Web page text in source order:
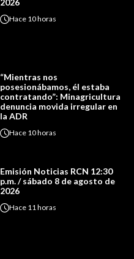
Hace 10 horas
“Mientras nos
posesionábamos, él estaba
contratando”: Minagricultura
denuncia movida irregular en
la ADR
Hace 10 horas
Emisión Noticias RCN 12:30
p.m. / sábado 8 de agosto de
2026
Hace 11 horas